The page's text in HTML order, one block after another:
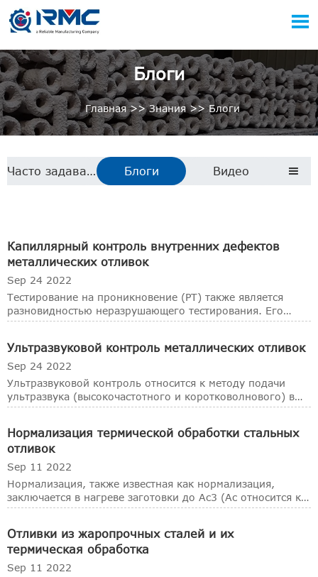

Блоги
Главная>>Знания>>Блоги
Часто задаваемые вопросы Блоги Видео 
Капиллярный контроль внутренних дефектов
металлических отливок
Sep 24 2022
Тестирование на проникновение (PT) также является
разновидностью неразрушающего тестирования. Его
основной принцип заключается в использовании
цветных пенетрантов или флуоресцентных пенетрантов
для сужения заз
Ультразвуковой контроль металлических отливок
Sep 24 2022
Ультразвуковой контроль относится к методу подачи
ультразвука (высокочастотного и коротковолнового) в
отливку с последующим обнаружением внутренних
и преобразования формы волны на границе раздела.
Нормализация термической обработки стальных
отливок
Sep 11 2022
Нормализация, также известная как нормализация,
заключается в нагреве заготовки до Ac3 (Ac относится к
конечной температуре, при которой весь свободный
обычно от 727°C до 912°C) или Acm (Acm представляет
со
Отливки из жаропрочных сталей и их
термическая обработка
Sep 11 2022